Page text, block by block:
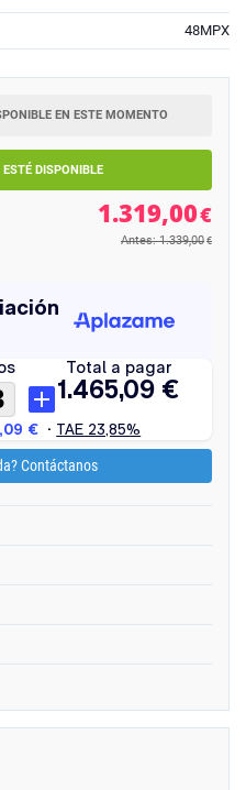
48MPX
EN ESTE MOMENTO
DISPONIBLE
1.319,00€
Antes: 1.339,00 €
Contáctanos